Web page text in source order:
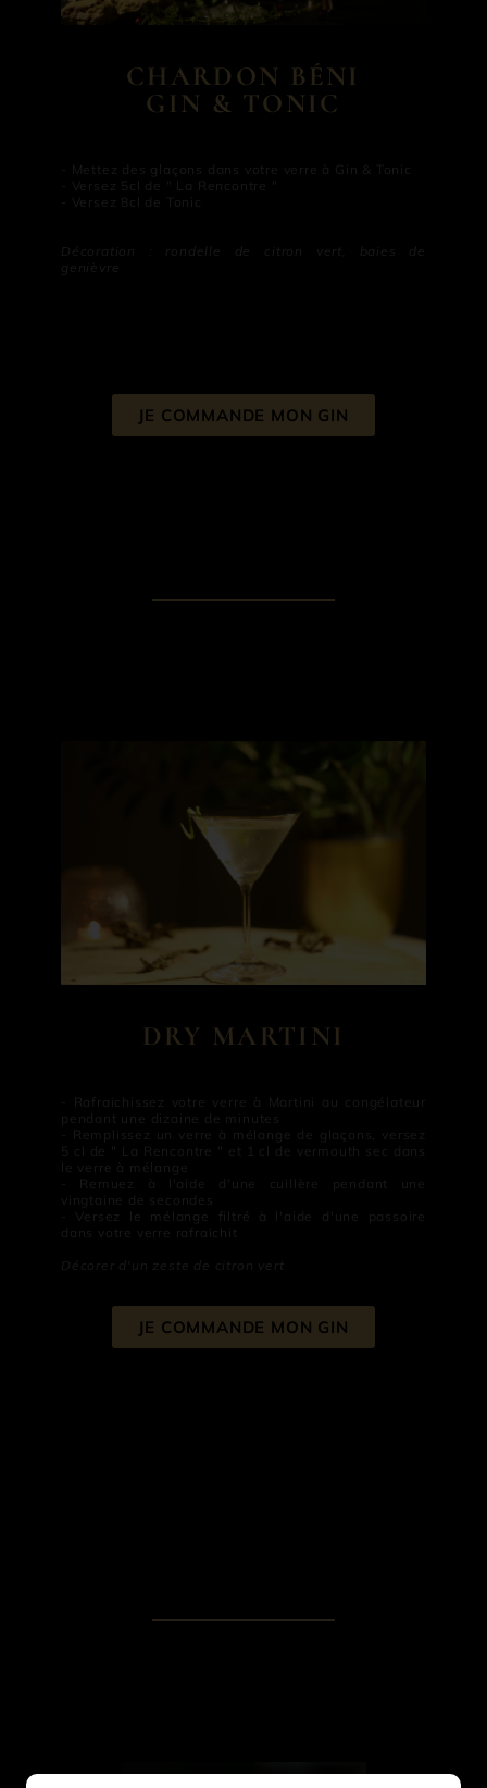
CHARDON BÉNI
GIN & TONIC
JE COMMANDE MON GIN
- Mettez des glaçons dans votre verre à Gin & Tonic
- Versez 5cl de " La Rencontre "
- Versez 8cl de Tonic
Décoration : rondelle de citron vert, baies de
genièvre
DRY MARTINI
JE COMMANDE MON GIN
- Rafraichissez votre verre à Martini au congélateur
pendant une dizaine de minutes
- Remplissez un verre à mélange de glaçons, versez
5 cl de " La Rencontre " et 1 cl de vermouth sec dans
le verre à mélange
- Remuez à l'aide d'une cuillère pendant une
vingtaine de secondes
- Versez le mélange filtré à l'aide d'une passoire
dans votre verre rafraichit
Décorer d'un zeste de citron vert